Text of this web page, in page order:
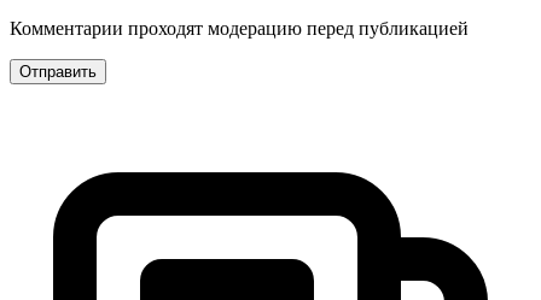
Комментарии проходят модерацию перед публикацией
Отправить